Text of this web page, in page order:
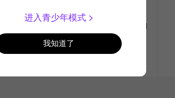
like
#1
进入青少年模式
我知道了